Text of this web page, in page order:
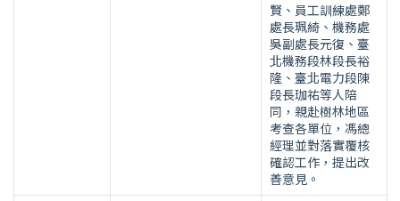
賢、員工訓練處鄭
處長珮綺、機務處
吳副處長元復、臺
北機務段林段長裕
隆、臺北電力段陳
段長珈祐等人陪
同，親赴樹林地區
考查各單位，馮總
經理並對落實覆核
確認工作，提出改
善意見。